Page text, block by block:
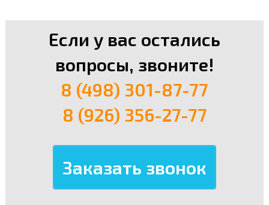
Если у вас остались
вопросы, звоните!
8 (498) 301-87-77
8 (926) 356-27-77